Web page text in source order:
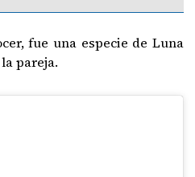
fue una especie de Luna
pareja.